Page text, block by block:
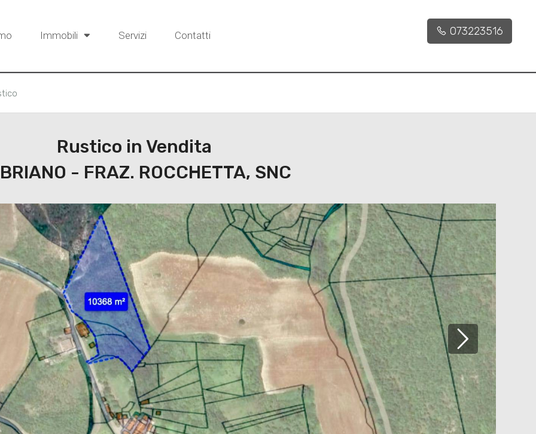
Immobili Servizi Contatti 073223516
Rustico in Vendita
- FRAZ. ROCCHETTA, SNC